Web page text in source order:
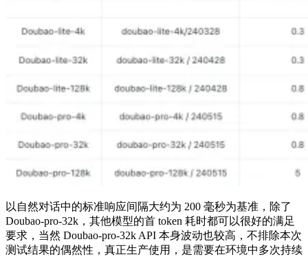
以自然对话中的标准响应间隔大约为 200 毫秒为基准，除了
Doubao-pro-32k，其他模型的首 token 耗时都可以很好的满足
要求，当然 Doubao-pro-32k API 本身波动也较高，不排除本次
测试结果的偶然性，真正生产使用，是需要在环境中多次持续